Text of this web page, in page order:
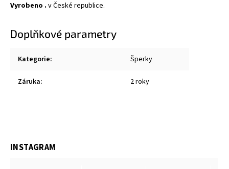
Vyrobeno . v České republice.
Doplňkové parametry
Kategorie: Šperky
Záruka: 2 roky
INSTAGRAM